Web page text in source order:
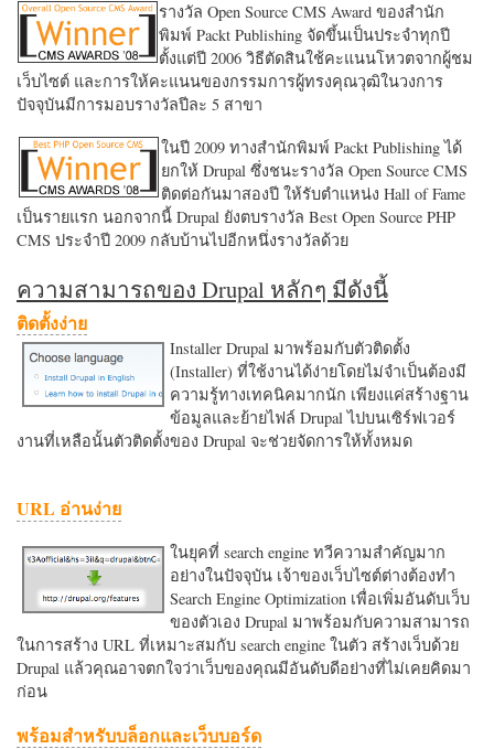
รางวัล Open Source CMS Award ของสำนัก
พิมพ์ Packt Publishing จัดขึ้นเป็นประจำทุกปี
ตั้งแต่ปี 2006 วิธีตัดสินใช้คะแนนโหวตจากผู้ชม
เว็บไซต์ และการให้คะแนนของกรรมการผู้ทรงคุณวุฒิในวงการ
ปัจจุบันมีการมอบรางวัลปีละ 5 สาขา
ในปี 2009 ทางสำนักพิมพ์ Packt Publishing ได้
ยกให้ Drupal ซึ่งชนะรางวัล Open Source CMS
ติดต่อกันมาสองปี ให้รับตำแหน่ง Hall of Fame
เป็นรายแรก นอกจากนี้ Drupal ยังตบรางวัล Best Open Source PHP
CMS ประจำปี 2009 กลับบ้านไปอีกหนึ่งรางวัลด้วย
ความสามารถของ Drupal หลักๆ มีดังนี้
ติดตั้งง่าย
Installer Drupal มาพร้อมกับตัวติดตั้ง
(Installer) ที่ใช้งานได้ง่ายโดยไม่จำเป็นต้องมี
ความรู้ทางเทคนิคมากนัก เพียงแค่สร้างฐาน
ข้อมูลและย้ายไฟล์ Drupal ไปบนเซิร์ฟเวอร์
งานที่เหลือนั้นตัวติดตั้งของ Drupal จะช่วยจัดการให้ทั้งหมด
URL อ่านง่าย
ในยุคที่ search engine ทวีความสำคัญมาก
อย่างในปัจจุบัน เจ้าของเว็บไซต์ต่างต้องทำ
Search Engine Optimization เพื่อเพิ่มอันดับเว็บ
ของตัวเอง Drupal มาพร้อมกับความสามารถ
ในการสร้าง URL ที่เหมาะสมกับ search engine ในตัว สร้างเว็บด้วย
Drupal แล้วคุณอาจตกใจว่าเว็บของคุณมีอันดับดีอย่างที่ไม่เคยคิดมา
ก่อน
พร้อมสำหรับบล็อกและเว็บบอร์ด